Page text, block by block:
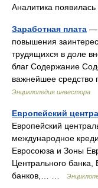
Аналитика
Заработная плата —
повышения
трудящихся в доле
благ Содержание
важнейшее
Энциклопедия инвестора
Европейский
Европейский
международное
Евросоюза и Зоны
Центрального банка,
банков,… …